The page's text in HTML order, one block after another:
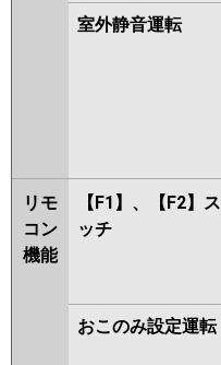
室外静音運転
リモ
コン
機能
【F1】、【F2】
ッチ
おこのみ設定運転